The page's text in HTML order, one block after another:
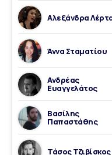
Αλεξάνδρα
Άννα Σταματίου
Ανδρέας
Ευαγγελάτος
Βασίλης
Παπαστάθης
Τάσος Τζιβίσκος